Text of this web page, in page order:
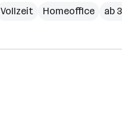
Vollzeit Homeoffice ab